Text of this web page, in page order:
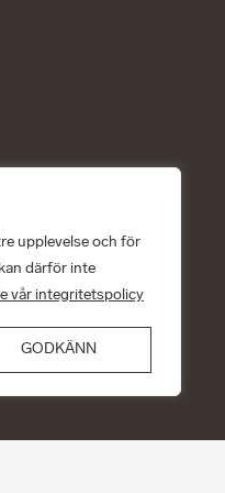
upplevelse och för
därför inte
vår integritetspolicy
GODKÄNN